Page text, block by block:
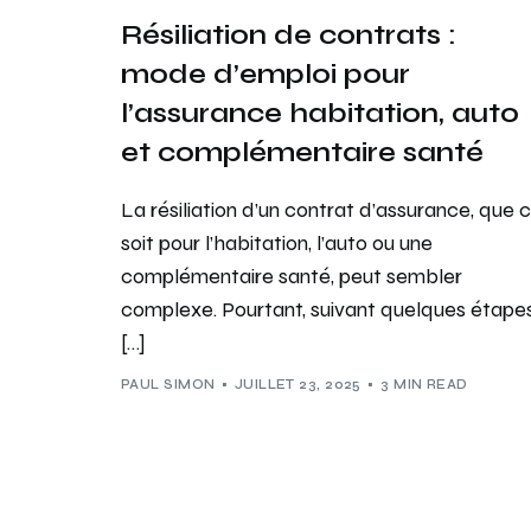
Résiliation de contrats :
mode d’emploi pour
l’assurance habitation, auto
et complémentaire santé
La résiliation d’un contrat d’assurance, que
soit pour l’habitation, l’auto ou une
complémentaire santé, peut sembler
complexe. Pourtant, suivant quelques
[…]
PAUL SIMON JUILLET 23, 2025 3 MIN READ